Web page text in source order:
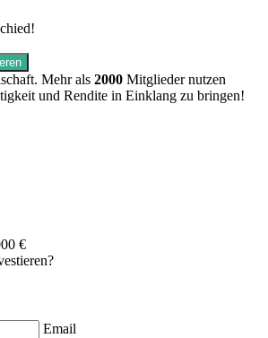
Mehr als 2000 Mitglieder nutzen
und Rendite in Einklang zu bringen!
€
Email